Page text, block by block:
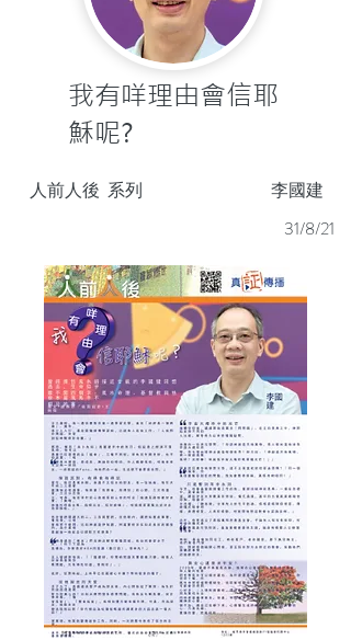
我有咩理由會信耶
穌呢?
李國建
人前人後 系列
31/8/21